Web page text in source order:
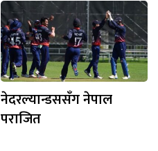
नेदरल्यान्डससँग नेपाल
पराजित